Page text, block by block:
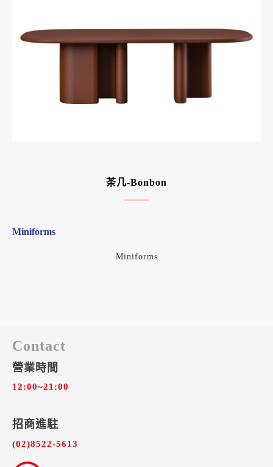
茶几-Bonbon
Miniforms
Miniforms
Contact
營業時間
12:00~21:00
招商進駐​
(02)8522-5613